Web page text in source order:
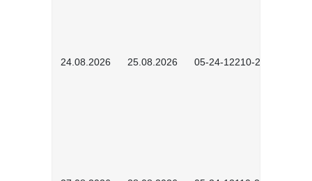
24.08.2026 25.08.2026 05-24-12210-2601